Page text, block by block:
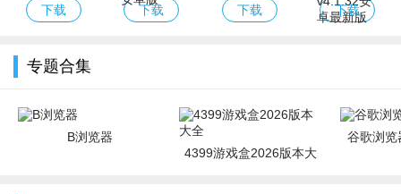
告版下载
下载
载2026最新版
下载
平台
下载
拟考试下载官
下载
专题合集
B浏览器
4399游戏盒2026版本大
谷歌浏览